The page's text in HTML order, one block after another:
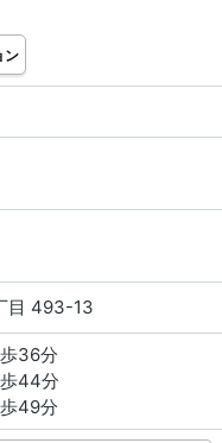
ン
目 493-13
36分
44分
49分